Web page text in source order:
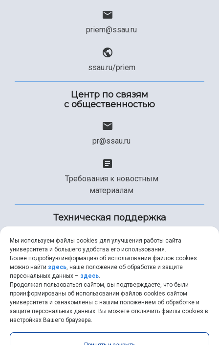
priem@ssau.ru
ssau.ru/priem
Центр по связям
с общественностью
pr@ssau.ru
Требования к новостным
материалам
Техническая поддержка
+7 (846) 267-49-99
help@ssau.ru
Самарский университет © 2026 |ssau.ru
Мы используем файлы cookies для улучшения работы сайта
университета и большего удобства его использования.
Более подробную информацию об использовании файлов cookies
можно найти здесь, наше положение об обработке и защите
персональных данных – здесь.
Продолжая пользоваться сайтом, вы подтверждаете, что были
проинформированы об использовании файлов cookies сайтом
университета и ознакомлены с нашим положением об обработке и
защите персональных данных. Вы можете отключить файлы cookies в
настройках Вашего браузера.